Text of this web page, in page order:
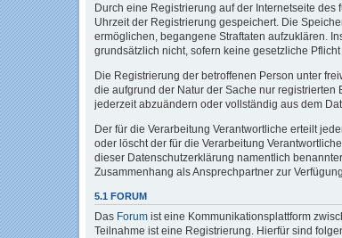
Durch eine Registrierung auf der Internetseite
Uhrzeit der Registrierung gespeichert. Die
ermöglichen, begangene Straftaten aufzuklären.
grundsätzlich nicht, sofern keine gesetzliche
Die Registrierung der betroffenen Person unter
die aufgrund der Natur der Sache nur
jederzeit abzuändern oder vollständig aus dem
Der für die Verarbeitung Verantwortliche erteilt
oder löscht der für die Verarbeitung
dieser Datenschutzerklärung namentlich
Zusammenhang als Ansprechpartner zur Verfügung.
5.1 FORUM
Das Forum ist eine Kommunikationsplattform
Teilnahme ist eine Registrierung. Hierfür sind